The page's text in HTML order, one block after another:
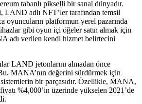
tabanlı pikselli bir sanal dünyadır.
LAND adlı NFT’ler tarafından temsil
oyuncuların platformun yerel pazarında
gibi oyun içi öğeler satın almak için
adı verilen kendi hizmet belirtecini
LAND jetonlarını almadan önce
MANA’nın değerini sürdürmek için
bir parçasıdır. Özellikle, MANA,
%4,000’in üzerinde yükselen 2021’de